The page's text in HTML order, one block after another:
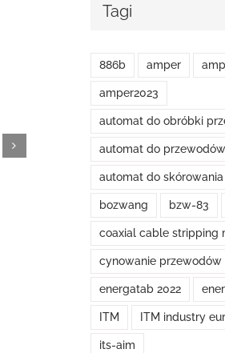
Tagi
886b amper
amper2023
automat do obróbki
automat do przewodów
automat do
bozwang bzw-83
coaxial cable stripping
cynowanie przewodów
energatab 2022
ITM ITM industry
its-aim